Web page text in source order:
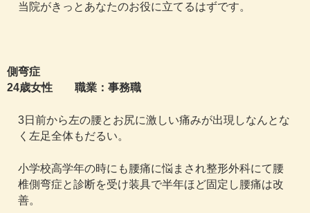
当院がきっとあなたのお役に立てるはずです。
側弯症
24歳女性 職業：事務職
3日前から左の腰とお尻に激しい痛みが出現しなんとな
く左足全体もだるい。
小学校高学年の時にも腰痛に悩まされ整形外科にて腰
椎側弯症と診断を受け装具で半年ほど固定し腰痛は改
善。